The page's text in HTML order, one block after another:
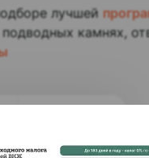
лучшей
камнях,
на консультацию